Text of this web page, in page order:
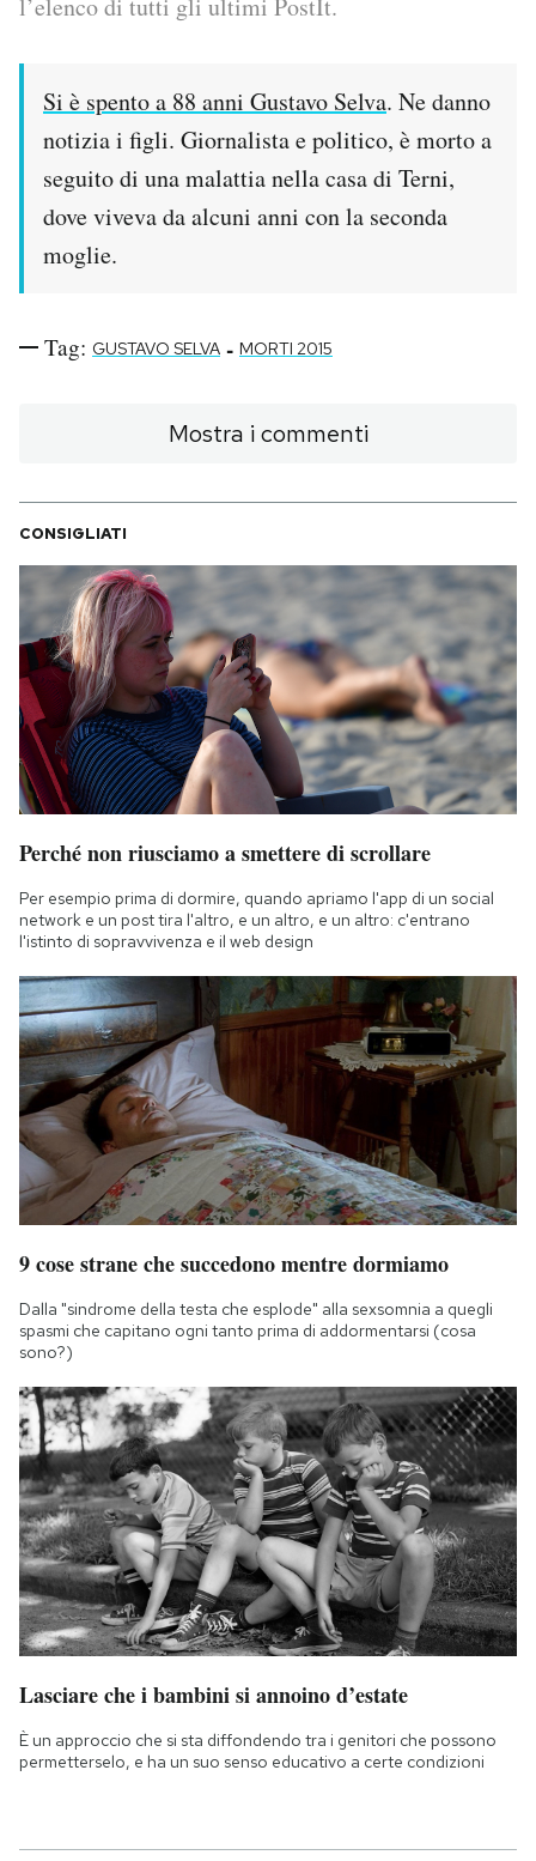
AREA PERSONALE
Notifiche mobile
Esci
l’elenco di tutti gli ultimi PostIt.
Si è spento a 88 anni Gustavo Selva. Ne danno
notizia i figli. Giornalista e politico, è morto a
seguito di una malattia nella casa di Terni,
dove viveva da alcuni anni con la seconda
moglie.
Tag: GUSTAVO SELVA - MORTI 2015
Mostra i commenti
CONSIGLIATI
Perché non riusciamo a smettere di scrollare
Per esempio prima di dormire, quando apriamo l'app di un social
network e un post tira l'altro, e un altro, e un altro: c'entrano
l'istinto di sopravvivenza e il web design
9 cose strane che succedono mentre dormiamo
Dalla "sindrome della testa che esplode" alla sexsomnia a quegli
spasmi che capitano ogni tanto prima di addormentarsi (cosa
sono?)
Lasciare che i bambini si annoino d’estate
È un approccio che si sta diffondendo tra i genitori che possono
permetterselo, e ha un suo senso educativo a certe condizioni